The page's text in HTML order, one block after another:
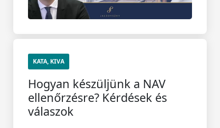
KATA, KIVA
Hogyan készüljünk a NAV
ellenőrzésre? Kérdések és
válaszok